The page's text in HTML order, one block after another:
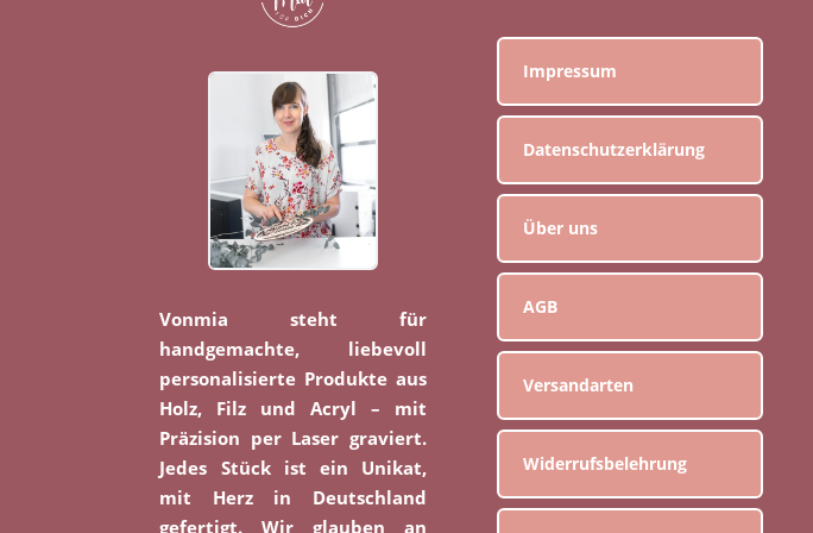
Vonmia steht für
handgemachte, liebevoll
personalisierte Produkte aus
Holz, Filz und Acryl – mit
Präzision per Laser graviert.
Jedes Stück ist ein Unikat,
mit Herz in Deutschland
gefertigt. Wir glauben an
Impressum
Datenschutzerklärung
Über uns
AGB
Versandarten
Widerrufsbelehrung